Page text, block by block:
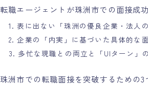
転職エージェントが珠洲市での面接成
1. 表に出ない「珠洲の優良企業・法人
2. 企業の「内実」に基づいた具体的な
3. 多忙な現職との両立と「UIターン」
珠洲市での転職面接を突破するための3